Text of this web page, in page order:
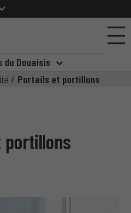
du Douaisis
/ Portails et portillons